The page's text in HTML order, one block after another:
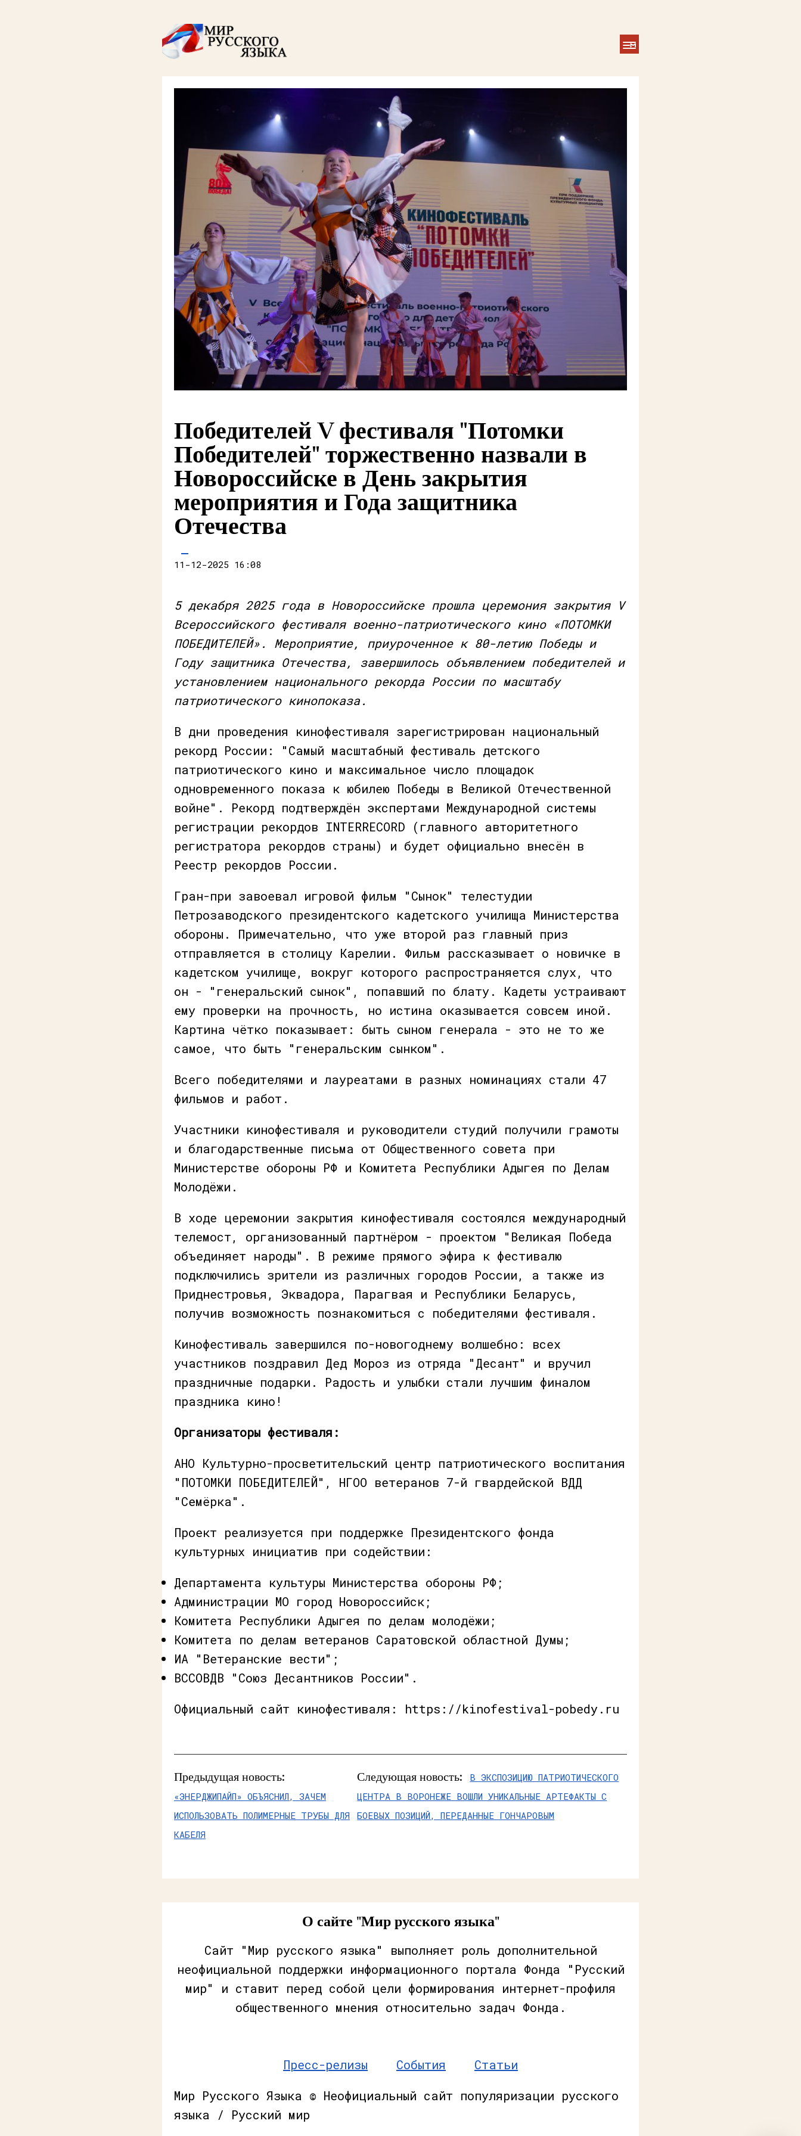
Победителей V фестиваля "Потомки
Победителей" торжественно назвали в
Новороссийске в День закрытия
мероприятия и Года защитника
Отечества
11-12-2025 16:08
5 декабря 2025 года в Новороссийске прошла церемония закрытия V
Всероссийского фестиваля военно-патриотического кино «ПОТОМКИ
ПОБЕДИТЕЛЕЙ». Мероприятие, приуроченное к 80-летию Победы и
Году защитника Отечества, завершилось объявлением победителей и
установлением национального рекорда России по масштабу
патриотического кинопоказа.
В дни проведения кинофестиваля зарегистрирован национальный
рекорд России: "Самый масштабный фестиваль детского
патриотического кино и максимальное число площадок
одновременного показа к юбилею Победы в Великой Отечественной
войне". Рекорд подтверждён экспертами Международной системы
регистрации рекордов INTERRECORD (главного авторитетного
регистратора рекордов страны) и будет официально внесён в
Реестр рекордов России.
Гран-при завоевал игровой фильм "Сынок" телестудии
Петрозаводского президентского кадетского училища Министерства
обороны. Примечательно, что уже второй раз главный приз
отправляется в столицу Карелии. Фильм рассказывает о новичке в
кадетском училище, вокруг которого распространяется слух, что
он - "генеральский сынок", попавший по блату. Кадеты устраивают
ему проверки на прочность, но истина оказывается совсем иной.
Картина чётко показывает: быть сыном генерала - это не то же
самое, что быть "генеральским сынком".
Всего победителями и лауреатами в разных номинациях стали 47
фильмов и работ.
Участники кинофестиваля и руководители студий получили грамоты
и благодарственные письма от Общественного совета при
Министерстве обороны РФ и Комитета Республики Адыгея по Делам
Молодёжи.
В ходе церемонии закрытия кинофестиваля состоялся международный
телемост, организованный партнёром - проектом "Великая Победа
объединяет народы". В режиме прямого эфира к фестивалю
подключились зрители из различных городов России, а также из
Приднестровья, Эквадора, Парагвая и Республики Беларусь,
получив возможность познакомиться с победителями фестиваля.
Кинофестиваль завершился по-новогоднему волшебно: всех
участников поздравил Дед Мороз из отряда "Десант" и вручил
праздничные подарки. Радость и улыбки стали лучшим финалом
праздника кино!
Организаторы фестиваля:
АНО Культурно-просветительский центр патриотического воспитания
"ПОТОМКИ ПОБЕДИТЕЛЕЙ", НГОО ветеранов 7-й гвардейской ВДД
"Семёрка".
Проект реализуется при поддержке Президентского фонда
культурных инициатив при содействии:
Департамента культуры Министерства обороны РФ;
Администрации МО город Новороссийск;
Комитета Республики Адыгея по делам молодёжи;
Комитета по делам ветеранов Саратовской областной Думы;
ИА "Ветеранские вести";
ВССОВДВ "Союз Десантников России".
Официальный сайт кинофестиваля: https://kinofestival-pobedy.ru
Предыдущая новость:
«ЭНЕРДЖИПАЙП» ОБЪЯСНИЛ, ЗАЧЕМ
ИСПОЛЬЗОВАТЬ ПОЛИМЕРНЫЕ ТРУБЫ ДЛЯ
КАБЕЛЯ
Следующая новость:
В ЭКСПОЗИЦИЮ ПАТРИОТИЧЕСКОГО
ЦЕНТРА В ВОРОНЕЖЕ ВОШЛИ УНИКАЛЬНЫЕ АРТЕФАКТЫ С
БОЕВЫХ ПОЗИЦИЙ, ПЕРЕДАННЫЕ ГОНЧАРОВЫМ
О сайте "Мир русского языка"
Сайт "Мир русского языка" выполняет роль дополнительной
неофициальной поддержки информационного портала Фонда "Русский
мир" и ставит перед собой цели формирования интернет-профиля
общественного мнения относительно задач Фонда.
Пресс-релизы События
Статьи
Мир Русского Языка © Неофициальный сайт популяризации русского
языка / Русский мир